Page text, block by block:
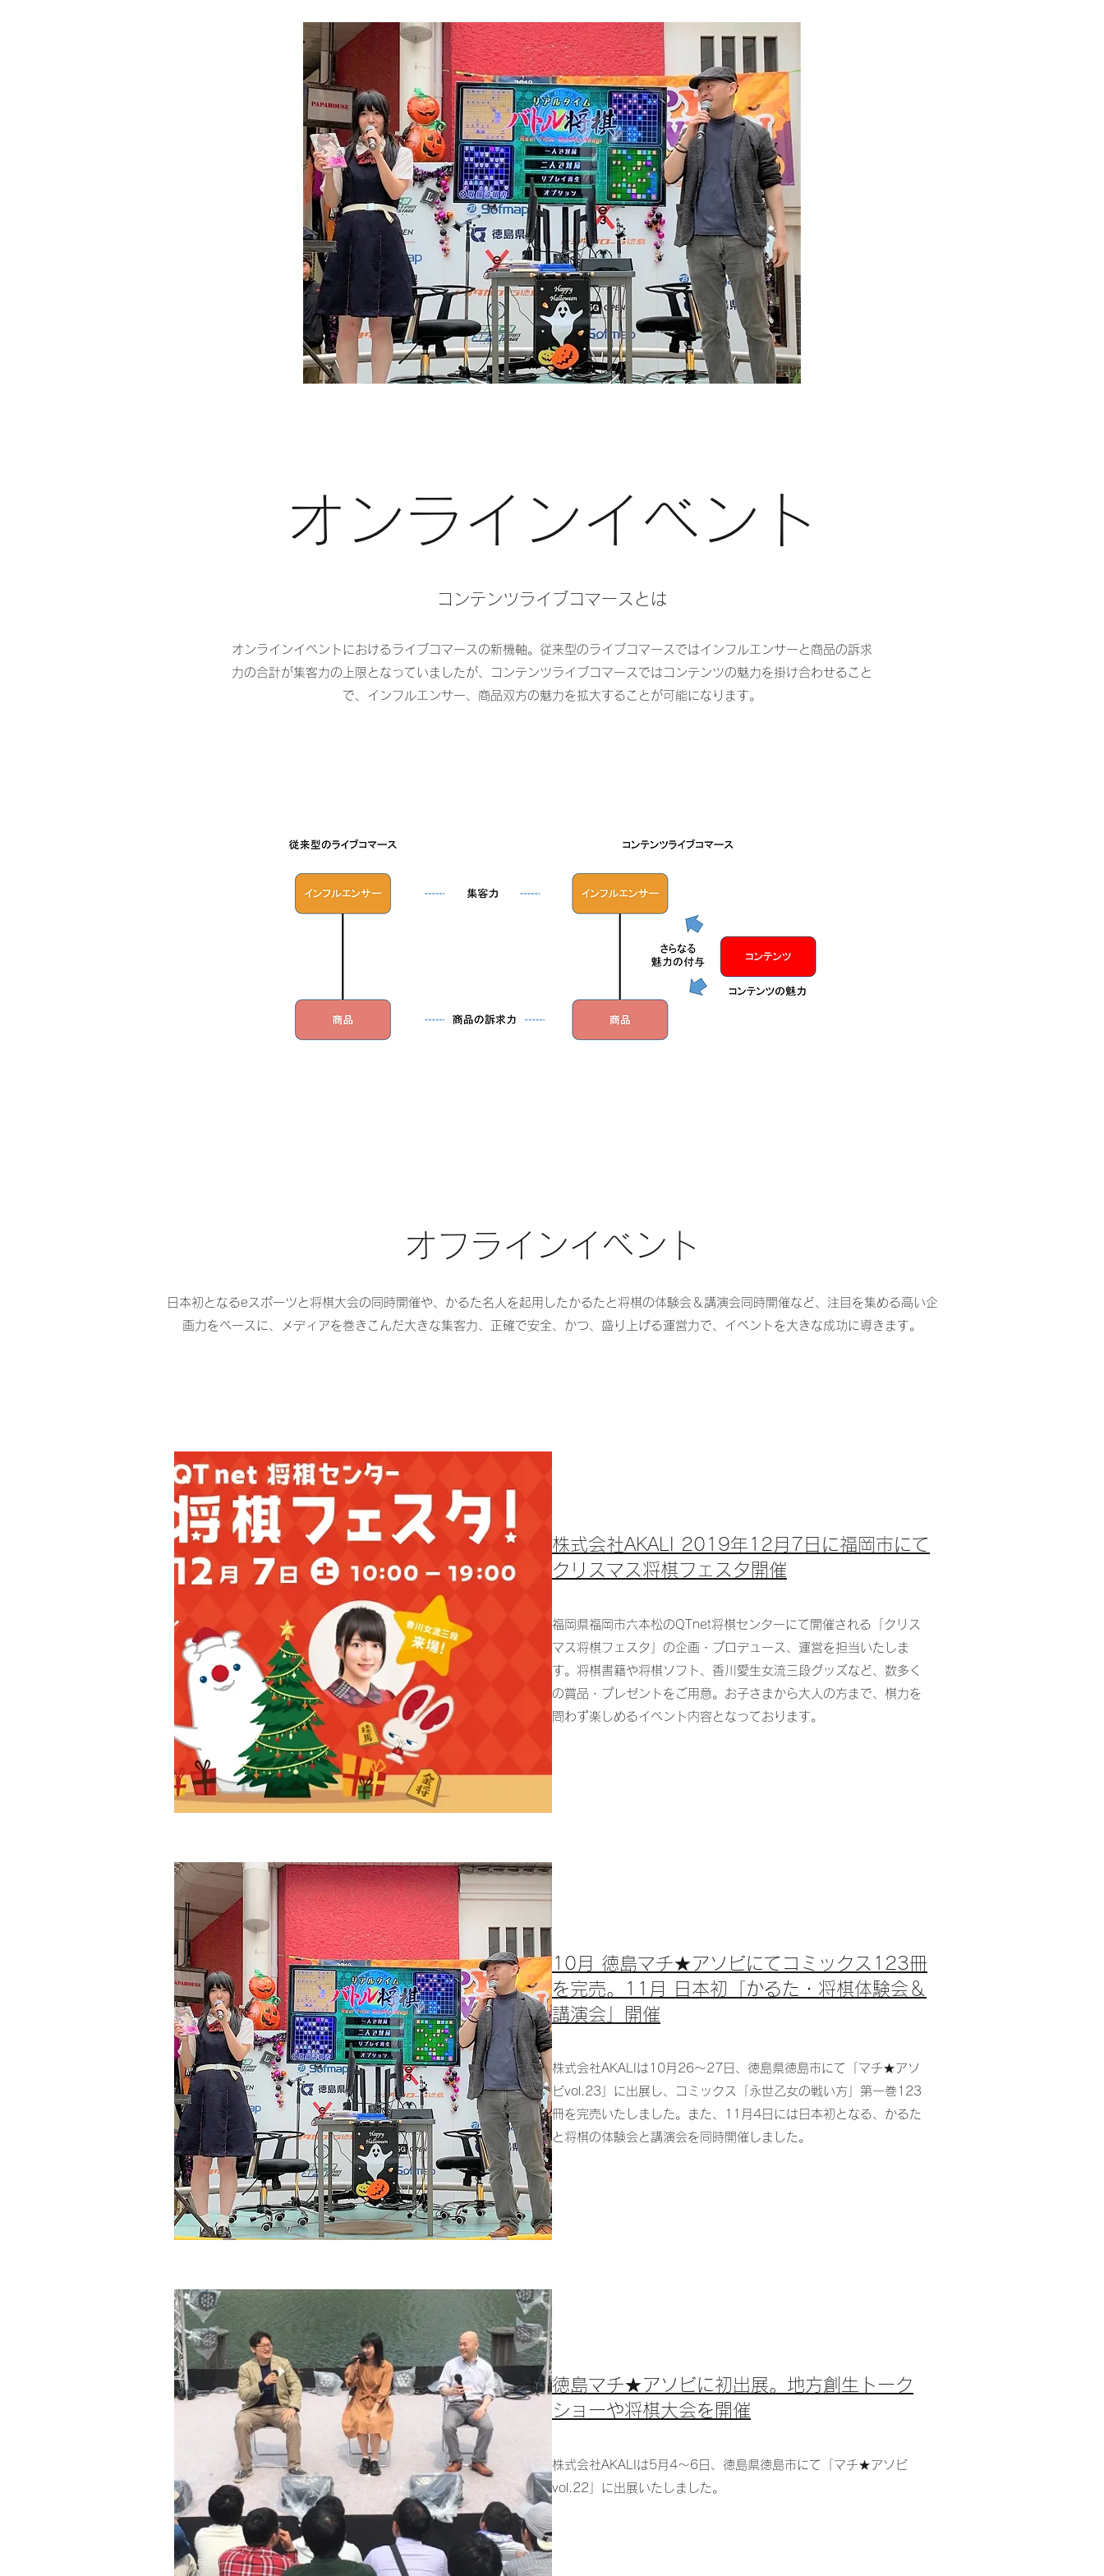
​オンラインイベント
コンテンツライブコマースとは
オンラインイベントにおけるライブコマースの新機軸。従来型のライブコマースではインフルエンサーと商品の訴求
力の合計が集客力の上限となっていましたが、コンテンツライブコマースではコンテンツの魅力を掛け合わせること
で、インフルエンサー、商品双方の魅力を拡大することが可能になります。
​オフラインイベント
日本初となるeスポーツと将棋大会の同時開催や、かるた名人を起用したかるたと将棋の体験会＆講演会同時開催など、注目を集める高い企
画力をベースに、メディアを巻きこんだ大きな集客力、正確で安全、かつ、盛り上げる運営力で、イベントを大きな成功に導きます。
株式会社AKALI 2019年12月7日に福岡市にて
クリスマス将棋フェスタ開催
福岡県福岡市六本松のQTnet将棋センターにて開催される「クリス
マス将棋フェスタ」の企画・プロデュース、運営を担当いたしま
す。将棋書籍や将棋ソフト、香川愛生女流三段グッズなど、数多く
の賞品・プレゼントをご用意。お子さまから大人の方まで、棋力を
問わず楽しめるイベント内容となっております。
10月 徳島マチ★アソビにてコミックス123冊
を完売。11月 日本初「かるた・将棋体験会＆
講演会」開催
株式会社AKALIは10月26～27日、徳島県徳島市にて「マチ★アソ
ビvol.23」に出展し、コミックス「永世乙女の戦い方」第一巻123
冊を完売いたしました。また、11月4日には日本初となる、かるた
と将棋の体験会と講演会を同時開催しました。
徳島マチ★アソビに初出展。地方創生トーク
ショーや将棋大会を開催
株式会社AKALIは5月4～6日、徳島県徳島市にて「マチ★アソビ
vol.22」に出展いたしました。